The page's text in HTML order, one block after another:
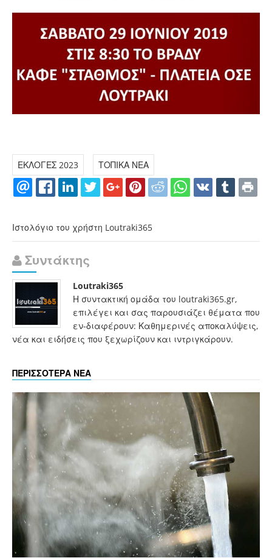
ΕΚΛΟΓΕΣ 2023 ΤΟΠΙΚΑ ΝΕΑ
Ιστολόγιο του χρήστη Loutraki365
Συντάκτης
Loutraki365
Η συντακτική ομάδα του loutraki365.gr,
επιλέγει και σας παρουσιάζει θέματα που
εν-διαφέρουν: Καθημερινές αποκαλύψεις,
νέα και ειδήσεις που ξεχωρίζουν και ιντριγκάρουν.
ΠΕΡΙΣΣΟΤΕΡΑ ΝΕΑ